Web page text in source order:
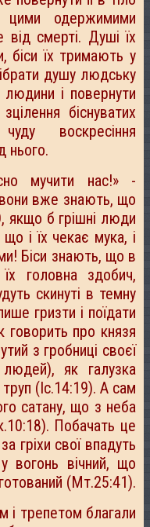
одержимими
смерті. Душі їх
біси їх тримають у
душу людську
людини і повернути
біснуватих
воскресіння
нього.
мучити нас!» -
вже знають, що
якщо б грішні люди
і їх чекає мука, і
Біси знають, що в
їх головна здобич,
скинуті в темну
гризти і поїдати
говорить про князя
з гробниці своєї
як галузка
(Іс.14:19). А сам
сатану, що з неба
Побачать це
гріхи свої впадуть
вогонь вічний, що
(Мт.25:41).
і трепетом благали